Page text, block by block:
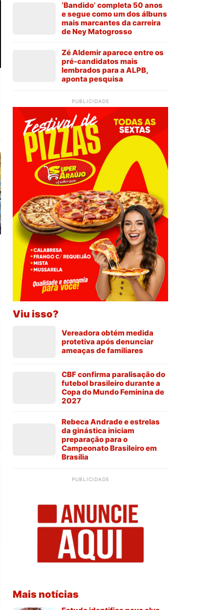
‘Bandido’ completa 50 anos
e segue como um dos álbuns
mais marcantes da carreira
de Ney Matogrosso
Zé Aldemir aparece entre os
pré-candidatos mais
lembrados para a ALPB,
aponta pesquisa
PUBLICIDADE
Viu isso?
Vereadora obtém medida
protetiva após denunciar
ameaças de familiares
CBF confirma paralisação do
futebol brasileiro durante a
Copa do Mundo Feminina de
2027
Rebeca Andrade e estrelas
da ginástica iniciam
preparação para o
Campeonato Brasileiro em
Brasília
PUBLICIDADE
Mais notícias